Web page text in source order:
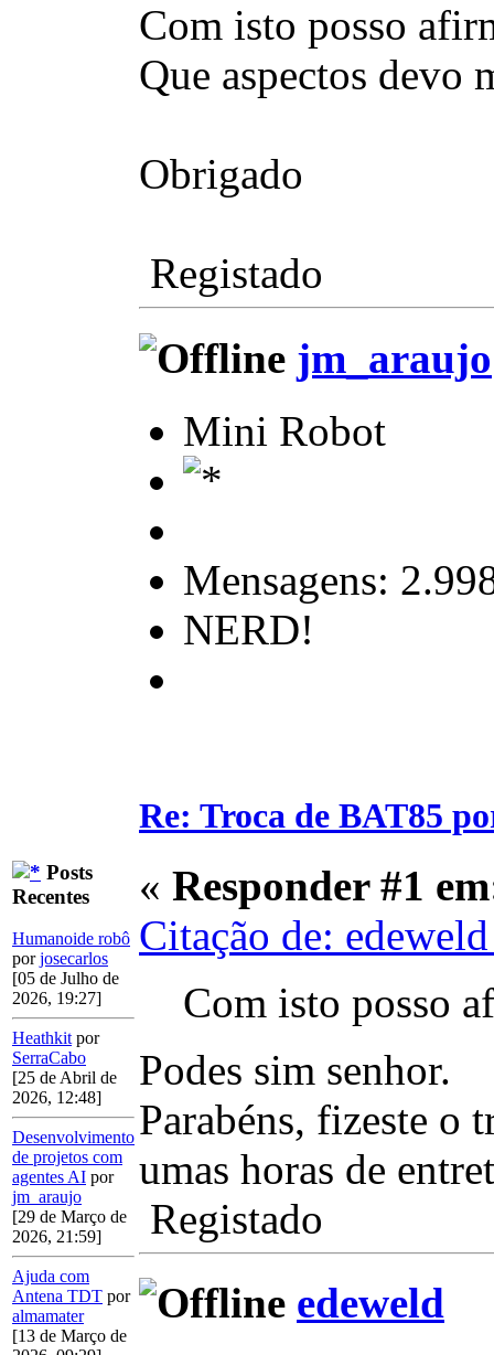
Posts
Recentes
Humanoide robô
porjosecarlos
[05 de Julho de
2026, 19:27]
Heathkit por
SerraCabo
[25 de Abril de
2026, 12:48]
Desenvolvimento
de projetos com
agentes AI por
jm_araujo
[29 de Março de
2026, 21:59]
Ajuda com
Antena TDT por
almamater
[13 de Março de
Com isto posso
Que aspectos devo
Obrigado
Registado
jm_araujo
Mini Robot
Mensagens:
NERD!
Re: Troca de BAT85
« Responder #1
Citação de:
Com isto posso
Podes sim senhor.
Parabéns, fizeste o
umas horas de
Registado
edeweld